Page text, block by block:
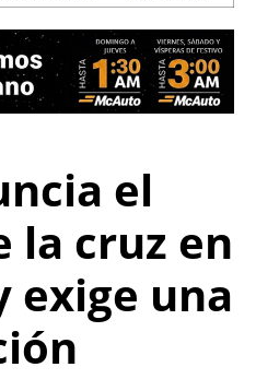
el
la cruz en
exige una